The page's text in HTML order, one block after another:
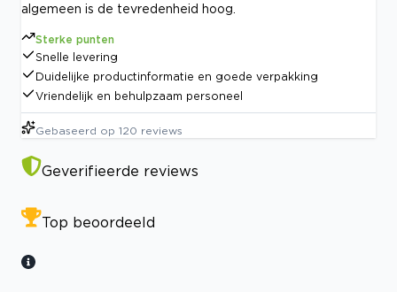
algemeen is de tevredenheid hoog.
Sterke punten
Snelle levering
Duidelijke productinformatie en goede verpakking
Vriendelijk en behulpzaam personeel
Gebaseerd op 120 reviews
Geverifieerde reviews
Top beoordeeld